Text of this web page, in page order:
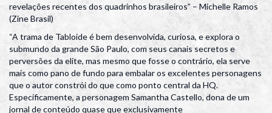
revelações recentes dos quadrinhos brasileiros” – Michelle Ramos
(Zine Brasil)
“A trama de Tabloide é bem desenvolvida, curiosa, e explora o
submundo da grande São Paulo, com seus canais secretos e
perversões da elite, mas mesmo que fosse o contrário, ela serve
mais como pano de fundo para embalar os excelentes personagens
que o autor constrói do que como ponto central da HQ.
Especificamente, a personagem Samantha Castello, dona de um
jornal de conteúdo quase que exclusivamente